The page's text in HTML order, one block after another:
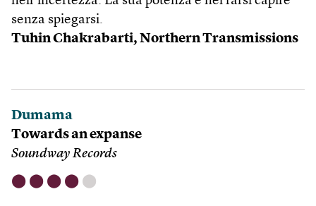
senza spiegarsi.
Tuhin Chakrabarti, Northern Transmissions
Dumama
Towards an expanse
Soundway Records
⬤ ⬤ ⬤ ⬤ ⬤